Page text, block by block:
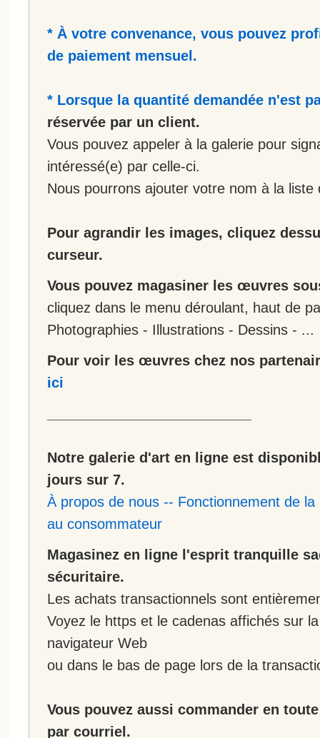
* À votre convenance, vous pouvez
de paiement mensuel.
* Lorsque la quantité demandée n'est
réservée par un client.
Vous pouvez appeler à la galerie pour
intéressé(e) par celle-ci.
Nous pourrons ajouter votre nom à la liste
Pour agrandir les images, cliquez
curseur.
Vous pouvez magasiner les œuvres
cliquez dans le menu déroulant, haut de
Photographies - Illustrations - Dessins - ...
Pour voir les œuvres chez nos
ici
Notre galerie d'art en ligne est
jours sur 7.
À propos de nous -- Fonctionnement de
au consommateur
Magasinez en ligne l'esprit tranquille
sécuritaire.
Les achats transactionnels sont
Voyez le https et le cadenas affichés sur
navigateur Web
ou dans le bas de page lors de la
Vous pouvez aussi commander en
par courriel.